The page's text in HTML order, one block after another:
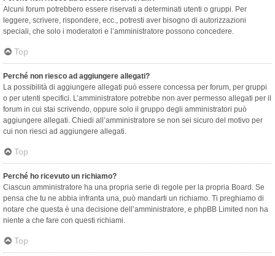
Alcuni forum potrebbero essere riservati a determinati utenti o gruppi. Per
leggere, scrivere, rispondere, ecc., potresti aver bisogno di autorizzazioni
speciali, che solo i moderatori e l’amministratore possono concedere.
Top
Perché non riesco ad aggiungere allegati?
La possibilità di aggiungere allegati può essere concessa per forum, per gruppi
o per utenti specifici. L’amministratore potrebbe non aver permesso allegati per il
forum in cui stai scrivendo, oppure solo il gruppo degli amministratori può
aggiungere allegati. Chiedi all’amministratore se non sei sicuro del motivo per
cui non riesci ad aggiungere allegati.
Top
Perché ho ricevuto un richiamo?
Ciascun amministratore ha una propria serie di regole per la propria Board. Se
pensa che tu ne abbia infranta una, può mandarti un richiamo. Ti preghiamo di
notare che questa è una decisione dell’amministratore, e phpBB Limited non ha
niente a che fare con questi richiami.
Top